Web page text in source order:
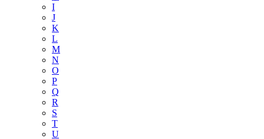
I
J
K
L
M
N
O
P
Q
R
S
T
U